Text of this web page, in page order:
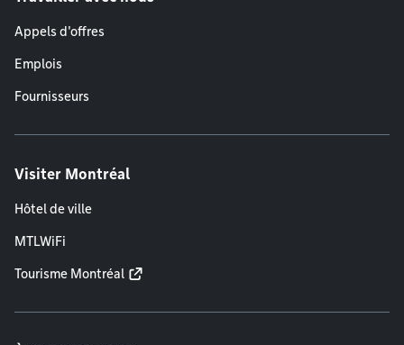
Appels d'offres
Emplois
Fournisseurs
Visiter Montréal
Hôtel de ville
MTLWiFi
Tourisme Montréal